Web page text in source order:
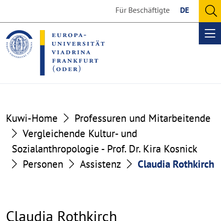
the
content
section
the
footer
section
Für Beschäftigte DE
Kuwi-Home
Professuren und Mitarbeitende
Vergleichende Kultur- und
Sozialanthropologie - Prof. Dr. Kira Kosnick
Personen
Assistenz Claudia Rothkirch
Claudia Rothkirch